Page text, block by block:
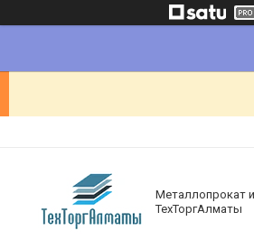
Металлопрокат
ТехТоргАлматы